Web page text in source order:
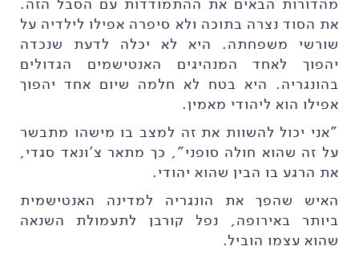
מהדורות הבאים את ההתמודדות עם הסבל הזה.
את הסוד נצרה בתוכה ולא סיפרה אפילו לילדיה על
שורשי משפחתה. היא לא יכלה לדעת שנכדה
יהפוך לאחד המנהיגים האנטישמים הגדולים
בהונגריה. היא בטח לא חלמה שיום אחד יהפוך
אפילו הוא ליהודי מאמין.
"אני יכול להשוות את זה למצב בו מישהו מתבשר
על זה שהוא חולה סופני", כך מתאר צ'ונאד סגדי,
את הרגע בו הבין שהוא יהודי.
האיש שהפך את הונגריה למדינה האנטישמית
ביותר באירופה, נפל קורבן לתעמולת השנאה
שהוא עצמו הוביל.